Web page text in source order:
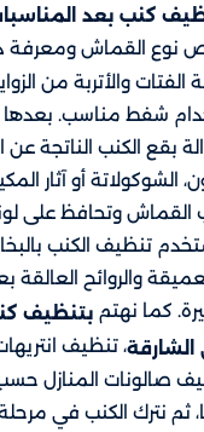
كنب بعد
نوع القماش ومعرفة
الفتات والأتربة من
شفط مناسب. بعدها
بقع الكنب الناتجة عن
الشوكولاتة أو آثار
القماش وتحافظ على
تنظيف الكنب
والروائح العالقة
كما نهتم بتنظيف
، تنظيف
صالونات المنازل
ثم نترك الكنب في